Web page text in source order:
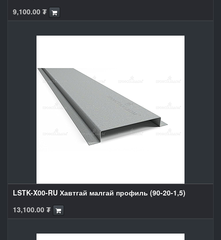
9,100.00 ₮
LSTK-X00-RU Хавтгай малгай профиль (90-20-1,5)
13,100.00 ₮